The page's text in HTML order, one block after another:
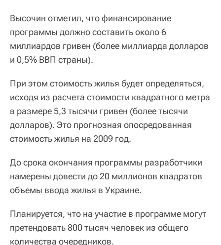
Высочин отметил, что финансирование
программы должно составить около 6
миллиардов гривен (более миллиарда долларов
и 0,5% ВВП страны).
При этом стоимость жилья будет определяться,
исходя из расчета стоимости квадратного метра
в размере 5,3 тысячи гривен (более тысячи
долларов). Это прогнозная опосредованная
стоимость жилья на 2009 год.
До срока окончания программы разработчики
намерены довести до 20 миллионов квадратов
объемы ввода жилья в Украине.
Планируется, что на участие в программе могут
претендовать 800 тысяч человек из общего
количества очередников.